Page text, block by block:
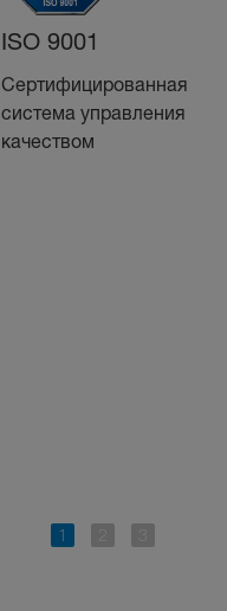
ISO 9001
Сертифицированная
система управления
качеством